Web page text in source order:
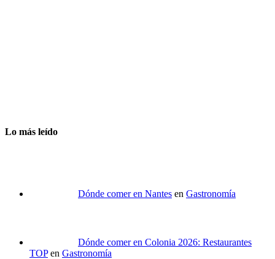
Lo más leído
Dónde comer en Nantes en Gastronomía
Dónde comer en Colonia 2026: Restaurantes
TOP en Gastronomía